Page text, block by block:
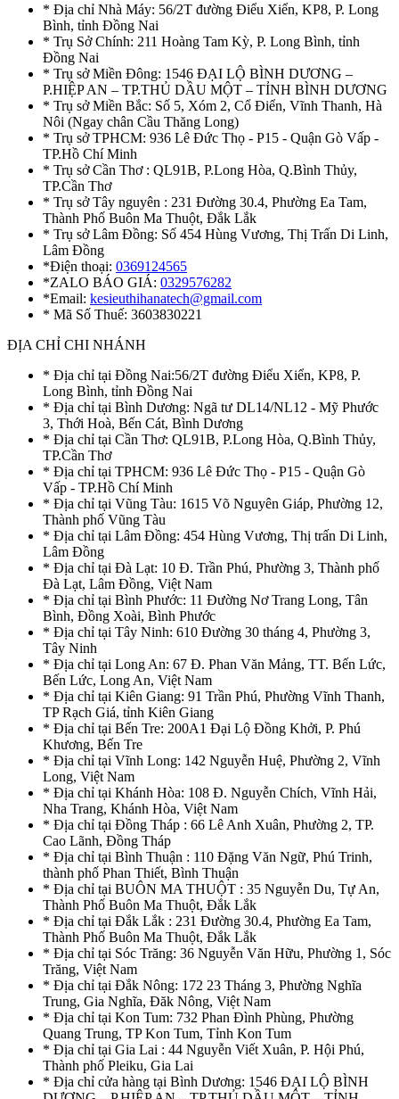
* Địa chỉ Nhà Máy: 56/2T đường Điểu Xiển, KP8, P. Long
Bình, tỉnh Đồng Nai
* Trụ Sở Chính: 211 Hoàng Tam Kỳ, P. Long Bình, tỉnh
Đồng Nai
* Trụ sở Miền Đông: 1546 ĐẠI LỘ BÌNH DƯƠNG –
P.HIỆP AN – TP.THỦ DẦU MỘT – TỈNH BÌNH DƯƠNG
* Trụ sở Miền Bắc: Số 5, Xóm 2, Cổ Điển, Vĩnh Thanh, Hà
Nôi (Ngay chân Cầu Thăng Long)
* Trụ sở TPHCM: 936 Lê Đức Thọ - P15 - Quận Gò Vấp -
TP.Hồ Chí Minh
* Trụ sở Cần Thơ : QL91B, P.Long Hòa, Q.Bình Thủy,
TP.Cần Thơ
* Trụ sở Tây nguyên : 231 Đường 30.4, Phường Ea Tam,
Thành Phố Buôn Ma Thuột, Đắk Lắk
* Trụ sở Lâm Đồng: Số 454 Hùng Vương, Thị Trấn Di Linh,
Lâm Đồng
*Điện thoại: 0369124565
*ZALO BÁO GIÁ: 0329576282
*Email: kesieuthihanatech@gmail.com
* Mã Số Thuế: 3603830221
ĐỊA CHỈ CHI NHÁNH
* Địa chỉ tại Đồng Nai:56/2T đường Điểu Xiển, KP8, P.
Long Bình, tỉnh Đồng Nai
* Địa chỉ tại Bình Dương: Ngã tư DL14/NL12 - Mỹ Phước
3, Thới Hoà, Bến Cát, Bình Dương
* Địa chỉ tại Cần Thơ: QL91B, P.Long Hòa, Q.Bình Thủy,
TP.Cần Thơ
* Địa chỉ tại TPHCM: 936 Lê Đức Thọ - P15 - Quận Gò
Vấp - TP.Hồ Chí Minh
* Địa chỉ tại Vũng Tàu: 1615 Võ Nguyên Giáp, Phường 12,
Thành phố Vũng Tàu
* Địa chỉ tại Lâm Đồng: 454 Hùng Vương, Thị trấn Di Linh,
Lâm Đồng
* Địa chỉ tại Đà Lạt: 10 Đ. Trần Phú, Phường 3, Thành phố
Đà Lạt, Lâm Đồng, Việt Nam
* Địa chỉ tại Bình Phước: 11 Đường Nơ Trang Long, Tân
Bình, Đồng Xoài, Bình Phước
* Địa chỉ tại Tây Ninh: 610 Đường 30 tháng 4, Phường 3,
Tây Ninh
* Địa chỉ tại Long An: 67 Đ. Phan Văn Mảng, TT. Bến Lức,
Bến Lức, Long An, Việt Nam
* Địa chỉ tại Kiên Giang: 91 Trần Phú, Phường Vĩnh Thanh,
TP Rạch Giá, tỉnh Kiên Giang
* Địa chỉ tại Bến Tre: 200A1 Đại Lộ Đồng Khởi, P. Phú
Khương, Bến Tre
* Địa chỉ tại Vĩnh Long: 142 Nguyễn Huệ, Phường 2, Vĩnh
Long, Việt Nam
* Địa chỉ tại Khánh Hòa: 108 Đ. Nguyễn Chích, Vĩnh Hải,
Nha Trang, Khánh Hòa, Việt Nam
* Địa chỉ tại Đồng Tháp : 66 Lê Anh Xuân, Phường 2, TP.
Cao Lãnh, Đồng Tháp
* Địa chỉ tại Bình Thuận : 110 Đặng Văn Ngữ, Phú Trinh,
thành phố Phan Thiết, Bình Thuận
* Địa chỉ tại BUÔN MA THUỘT : 35 Nguyễn Du, Tự An,
Thành Phố Buôn Ma Thuột, Đắk Lắk
* Địa chỉ tại Đắk Lắk : 231 Đường 30.4, Phường Ea Tam,
Thành Phố Buôn Ma Thuột, Đắk Lắk
* Địa chỉ tại Sóc Trăng: 36 Nguyễn Văn Hữu, Phường 1, Sóc
Trăng, Việt Nam
* Địa chỉ tại Đắk Nông: 172 23 Tháng 3, Phường Nghĩa
Trung, Gia Nghĩa, Đăk Nông, Việt Nam
* Địa chỉ tại Kon Tum: 732 Phan Đình Phùng, Phường
Quang Trung, TP Kon Tum, Tỉnh Kon Tum
* Địa chỉ tại Gia Lai : 44 Nguyễn Viết Xuân, P. Hội Phú,
Thành phố Pleiku, Gia Lai
* Địa chỉ cửa hàng tại Bình Dương: 1546 ĐẠI LỘ BÌNH